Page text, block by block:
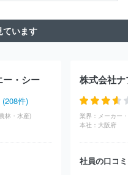
ールエム東セロ株式会社
住
社 長谷川香料株式会社
株式会社トクヤマ
吉田プラ
ジェイオーコスメティックス
オン株式会社
株式会社アル
会社
株式会社クラレ
大日精化工
日本パーカライジング株式会
ています
ー・シー
(208件)
林・水産)
株式会社
業界： メーカー
本社： 大阪府
社員の口コミ